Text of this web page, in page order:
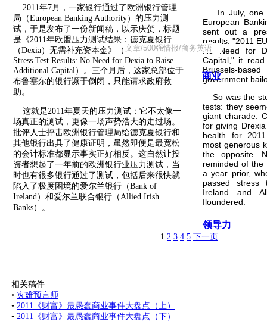
商业
领导力
2011年7月，一家银行通过了欧洲银行管理
局（European Banking Authority）的压力测
试，于是发布了一份新闻稿，以示庆贺，标题
是《2011年欧盟压力测试结果：德克夏银行
（Dexia）无需补充资本金》（2011 EU-wide
Stress Test Results: No Need for Dexia to Raise
Additional Capital）。三个月后，这家总部位于
布鲁塞尔的银行濒于倒闭，只能请求政府救
助。
这就是2011年夏天的压力测试：它不太像一
场真正的测试，更像一场声势浩大的走过场。
批评人士抨击欧洲银行管理局给德克夏银行和
其他银行出具了健康证明，虽然即便是最宽松
的会计标准都显示事实正好相反。这自然让投
资者想起了一年前的欧洲银行业压力测试，当
时也有很多银行通过了测试，包括后来很快就
陷入了极度困境的爱尔兰银行（Bank of
Ireland）和爱尔兰联合银行（Allied Irish
Banks）。
In July, one
European
sent out a
results. "2011
No Need for
Capital," it
Brussels-
government
So was the
tests: they
giant charade.
for giving
health for
most generous
the opposite.
reminded of the
a year prior,
passed stress
Ireland and
floundered.
1 2 3 4 5 下一页
相关稿件
• 灾难预言师
• 2011《财富》最愚蠢商业事件大盘点（上）
• 2011《财富》最愚蠢商业事件大盘点（下）